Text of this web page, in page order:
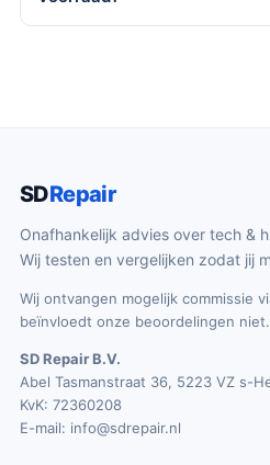
SDRepair
Onafhankelijk advies over tech &
Wij testen en vergelijken zodat jij
Wij ontvangen mogelijk commissie
beïnvloedt onze beoordelingen niet.
SD Repair B.V.
Abel Tasmanstraat 36, 5223 VZ s-
KvK: 72360208
E-mail: info@sdrepair.nl